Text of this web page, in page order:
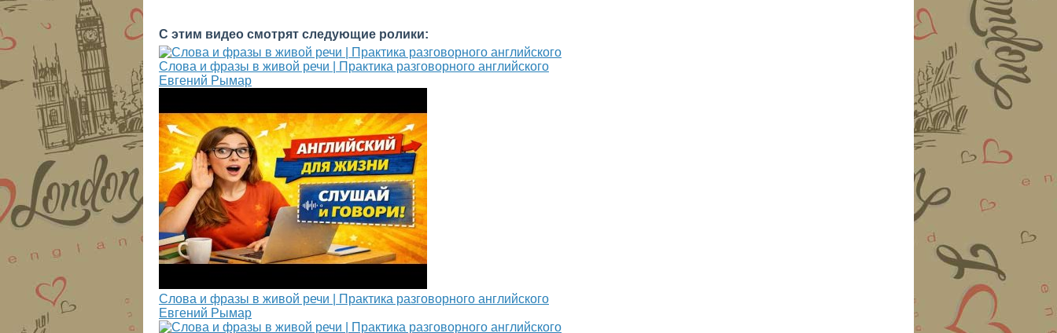
С этим видео смотрят следующие ролики:
Слова и фразы в живой речи | Практика разговорного английского
Евгений Рымар
Слова и фразы в живой речи | Практика разговорного английского
Евгений Рымар